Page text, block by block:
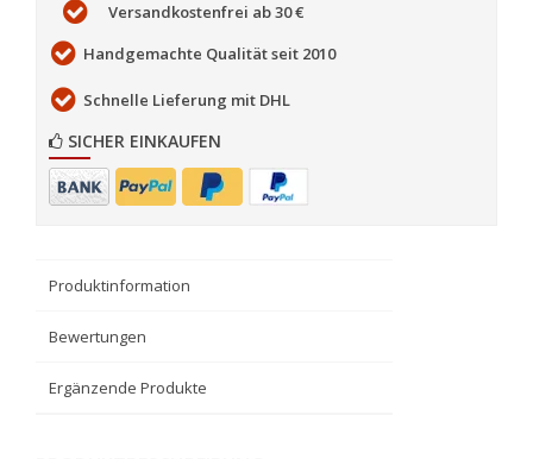
Versandkostenfrei ab 30 €
Handgemachte Qualität seit 2010
Schnelle Lieferung mit DHL
SICHER EINKAUFEN
Produktinformation
Bewertungen
Ergänzende Produkte